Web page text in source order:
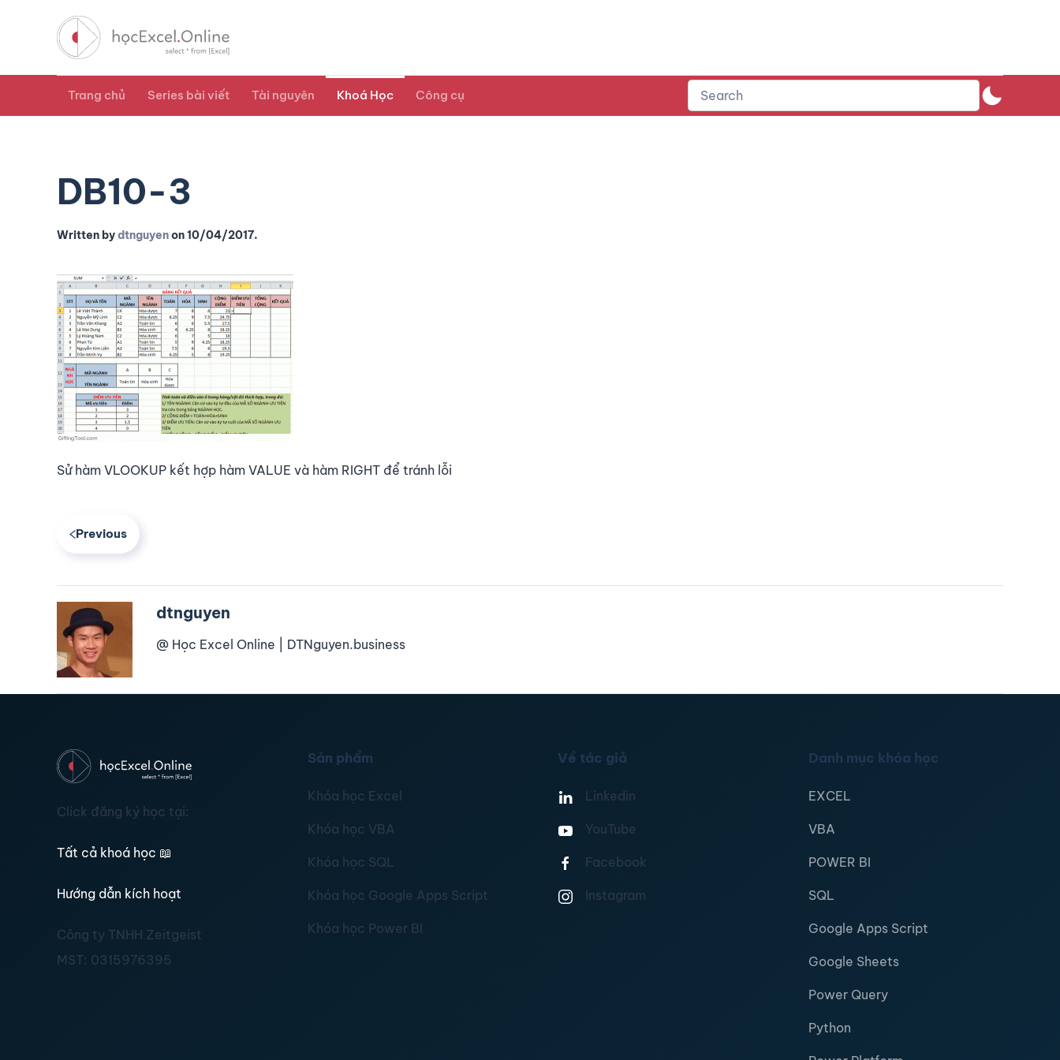
Trang chủ Series bài viết Tài nguyên Khoá Học Công cụ
DB10-3
Written bydtnguyenon10/04/2017.
Sử hàm VLOOKUP kết hợp hàm VALUE và hàm RIGHT để tránh lỗi
Previous
dtnguyen
@ Học Excel Online | DTNguyen.business
Click đăng ký học tại:
Tất cả khoá học 📖
Hướng dẫn kích hoạt
Công ty TNHH Zeitgeist
MST: 0315976395
Sản phẩm
Khóa học Excel
Khóa học VBA
Khóa học SQL
Khóa học Google Apps Script
Khóa học Power BI
Về tác giả
Linkedin
YouTube
Facebook
Instagram
Danh mục khóa học
EXCEL
VBA
POWER BI
SQL
Google Apps Script
Google Sheets
Power Query
Python